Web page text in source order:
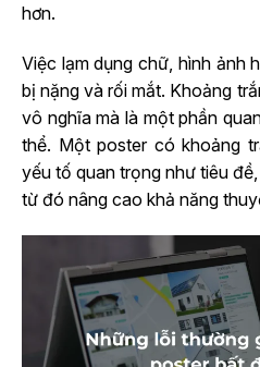
hơn.
Việc lạm dụng chữ, hình ảnh
bị nặng và rối mắt. Khoảng
vô nghĩa mà là một phần
thể. Một poster có khoảng
yếu tố quan trọng như tiêu
từ đó nâng cao khả năng